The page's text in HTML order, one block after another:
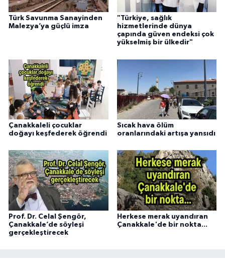
Türk Savunma Sanayinden
Malezya’ya güçlü imza
"Türkiye, sağlık
hizmetlerinde dünya
çapında güven endeksi çok
yükselmiş bir ülkedir"
Çanakkaleli çocuklar
doğayı keşfederek öğrendi
Sıcak hava ölüm
oranlarındaki artışa yansıdı
Prof. Dr. Celal Şengör,
Çanakkale’de söyleşi
gerçekleştirecek
Herkese merak uyandıran
Çanakkale'de bir nokta...